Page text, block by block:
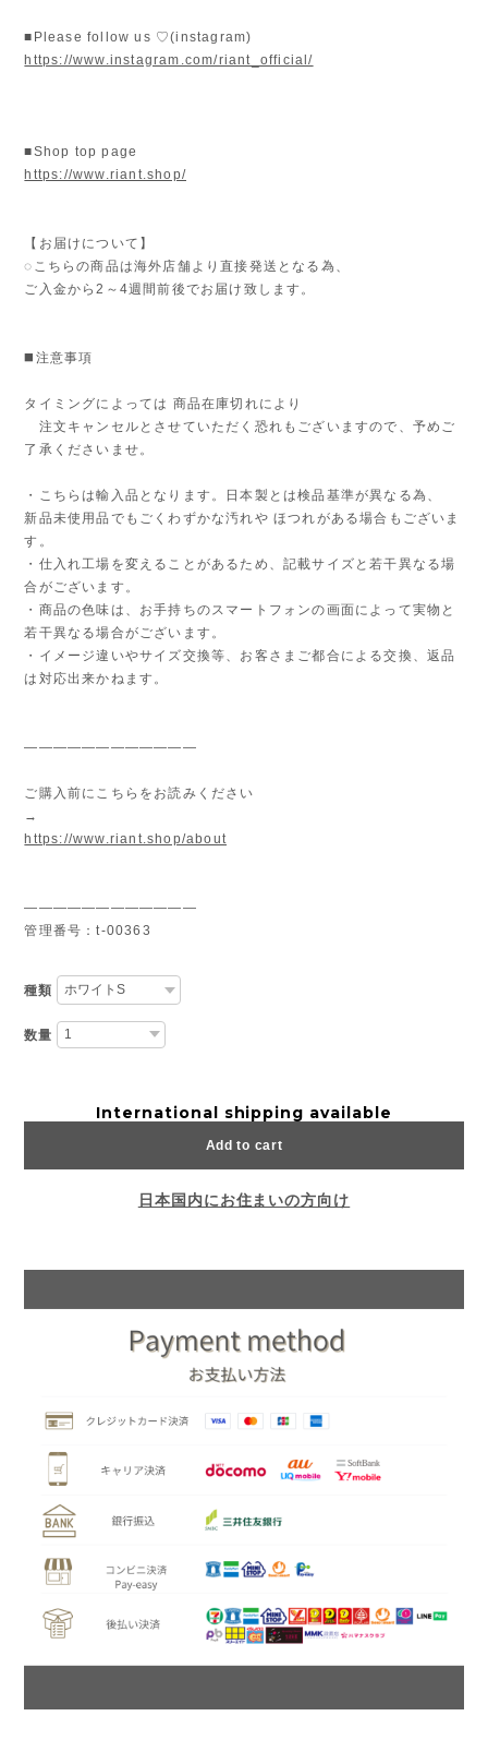
■Please follow us ♡(instagram)
https://www.instagram.com/riant_official/
■Shop top page
https://www.riant.shop/
【お届けについて】
◌こちらの商品は海外店舗より直接発送となる為、
ご入金から2～4週間前後でお届け致します。
◼️注意事項
タイミングによっては 商品在庫切れにより
注文キャンセルとさせていただく恐れもございますので、予めご
了承くださいませ。
・こちらは輸入品となります。日本製とは検品基準が異なる為、
新品未使用品でもごくわずかな汚れや ほつれがある場合もございま
す。
・仕入れ工場を変えることがあるため、記載サイズと若干異なる場
合がございます。
・商品の色味は、お手持ちのスマートフォンの画面によって実物と
若干異なる場合がございます。
・イメージ違いやサイズ交換等、お客さまご都合による交換、返品
は対応出来かねます。
————————————
ご購入前にこちらをお読みください
→
https://www.riant.shop/about
————————————
管理番号：t-00363
種類
数量
International shipping available
Add to cart
日本国内にお住まいの方向け